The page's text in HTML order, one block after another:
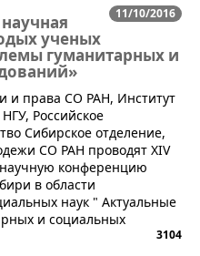
11/10/2016
ученых
гуманитарных и
и права СО РАН, Институт
Российское
Сибирское отделение,
СО РАН проводят XIV
конференцию
в области
наук " Актуальные
и социальных
3104